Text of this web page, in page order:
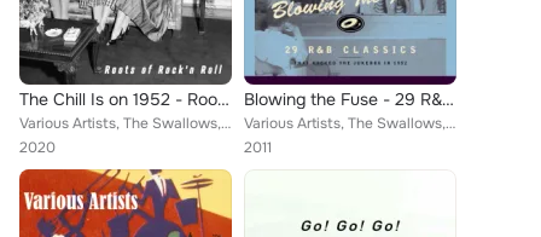
The Chill Is on 1952 - Roots of Rock'n Roll
Various Artists, The Swallows, Ruth Brown, Varetta Dillard, Roscoe Gordon, Dinah Washington, Tiny Bradshaw, Marie Adams, Elmore ...
2020
Blowing the Fuse - 29 R&B Classics That Rocked the Jukebox in 1952
Various Artists, The Swallows, Ruth Brown, Varetta Dillard, Roscoe Gordon, The Four Blazes, Dinah Washington, Tiny Bradshaw, Mar...
2011